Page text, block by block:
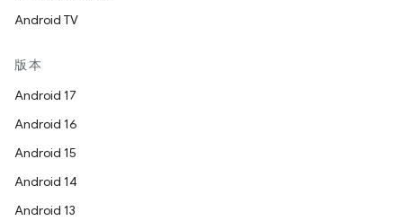
Android TV
版本
Android 17
Android 16
Android 15
Android 14
Android 13